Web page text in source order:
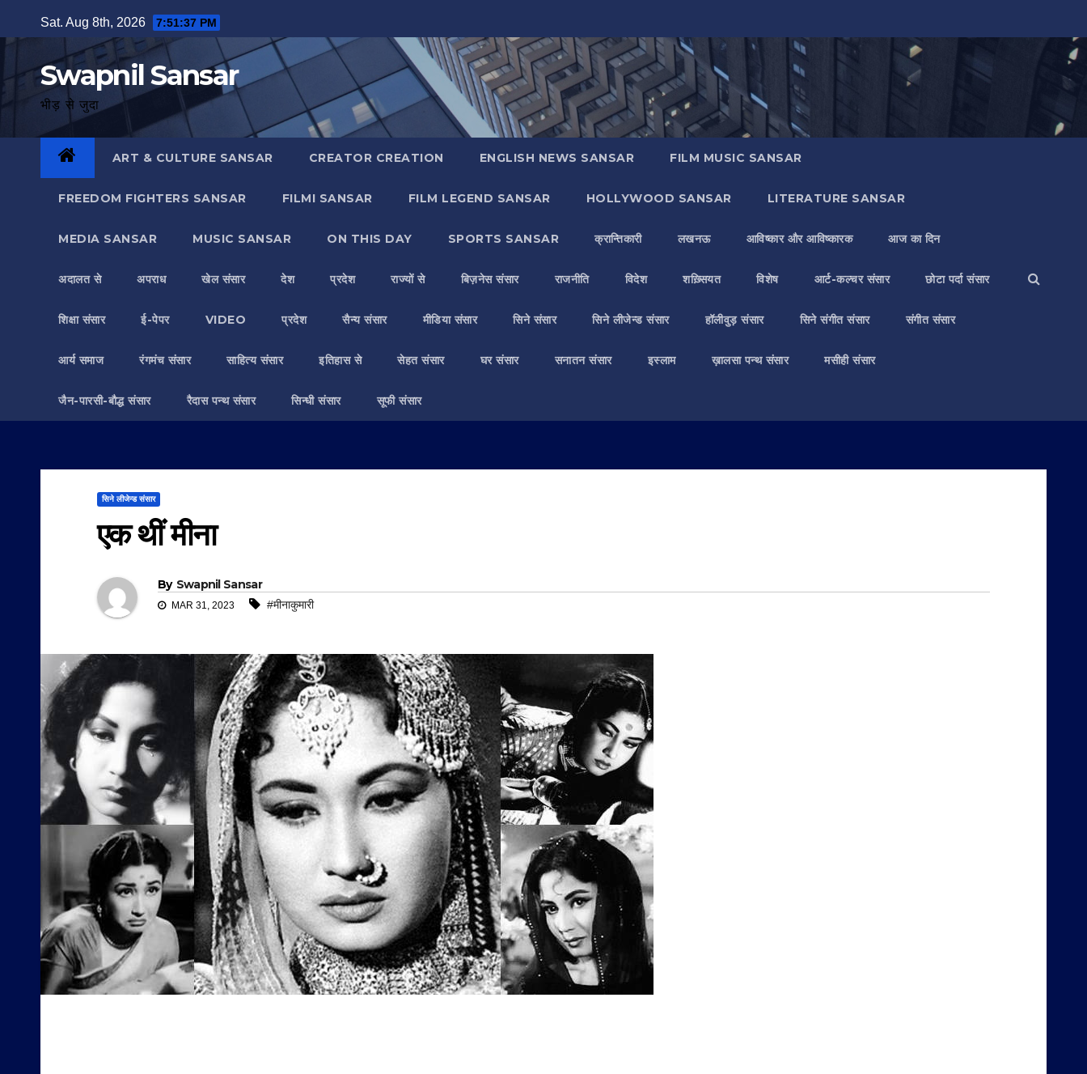
to
Sat. Aug 8th, 2026 7:51:38 PM
Swapnil Sansar
भीड़ से जुदा
ART & CULTURE SANSAR CREATOR CREATION ENGLISH NEWS SANSAR FILM MUSIC SANSAR
FREEDOM FIGHTERS SANSAR FILMI SANSAR FILM LEGEND SANSAR HOLLYWOOD SANSAR LITERATURE SANSAR
MEDIA SANSAR MUSIC SANSAR ON THIS DAY SPORTS SANSAR क्रान्तिकारी लखनऊ आविष्कार और आविष्कारक आज का दिन
अदालत से अपराध खेल संसार देश प्रदेश राज्यों से बिज़नेस संसार राजनीति विदेश शख़्सियत विशेष आर्ट-कल्चर संसार छोटा पर्दा संसार
शिक्षा संसार ई-पेपर VIDEO प्रदेश सैन्य संसार मीडिया संसार सिने संसार सिने लीजेन्ड संसार हॉलीवुड़ संसार सिने संगीत संसार संगीत संसार
आर्य समाज रंगमंच संसार साहित्य संसार इतिहास से सेहत संसार घर संसार सनातन संसार इस्लाम ख़ालसा पन्थ संसार मसीही संसार
जैन-पारसी-बौद्ध संसार रैदास पन्थ संसार सिन्धी संसार सूफी संसार
सिने लीजेन्ड संसार
एक थीं मीना
By Swapnil Sansar
MAR 31, 2023 #मीनाकुमारी